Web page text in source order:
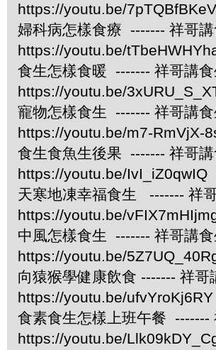
https://youtu.be/
婦科病怎樣食療 ------- 祥哥
https://youtu.be/
食生怎樣食暖 ------- 祥哥講
https://youtu.be/
寵物怎樣食生 ------- 祥哥講
https://youtu.be/m7-RmVjX-
食生食魚生後果 ------- 祥哥
https://youtu.be/IvI_iZ0qwIQ
天寒地凍幸福食生 ------- 祥
https://youtu.be/
中風怎樣食生 ------- 祥哥講
https://youtu.be/
向猿猴學健康飲食 ------- 祥哥
https://youtu.be/ufvYroKj6RY
食素食生怎樣上班午餐 -------
https://youtu.be/